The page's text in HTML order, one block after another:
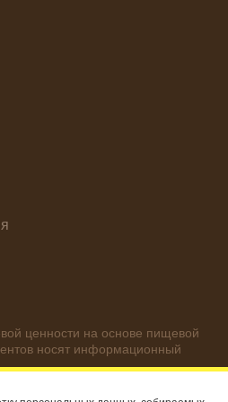
ценности на основе пищевой
носят информационный